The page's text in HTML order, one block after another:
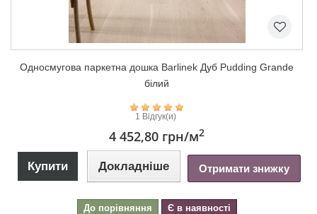
Односмугова паркетна дошка Barlinek Дуб Pudding Grande
білий
1 Відгук(и)
4 452,80 грн/м2
Купити Докладніше Отримати знижку
До порівняння Є в наявності